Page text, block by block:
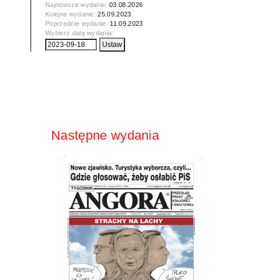
Najnowsze wydanie:03.08.2026
Kolejne wydanie:25.09.2023
Poprzednie wydanie: 11.09.2023
Wybierz datę wydania:
Następne wydania